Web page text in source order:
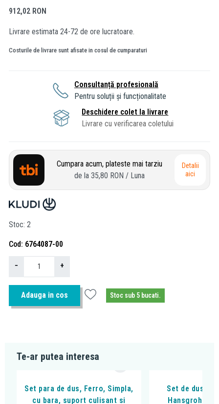
912,02 RON
Livrare estimata 24-72 de ore lucratoare.
Costurile de livrare sunt afisate in cosul de cumparaturi
Consultanță profesională
Pentru soluții și funcționalitate
Deschidere colet la livrare
Livrare cu verificarea coletului
Cumpara acum, plateste mai tarziu
de la 35,80 RON / Luna
Detalii
aici
Stoc 2
Cod 6764087-00
− +
Adauga in cos Stoc sub 5 bucati.
Te-ar putea interesa
Set para de dus, Ferro, Simpla,
cu bara, suport culisant si
Set de dus cu
Hansgrohe,